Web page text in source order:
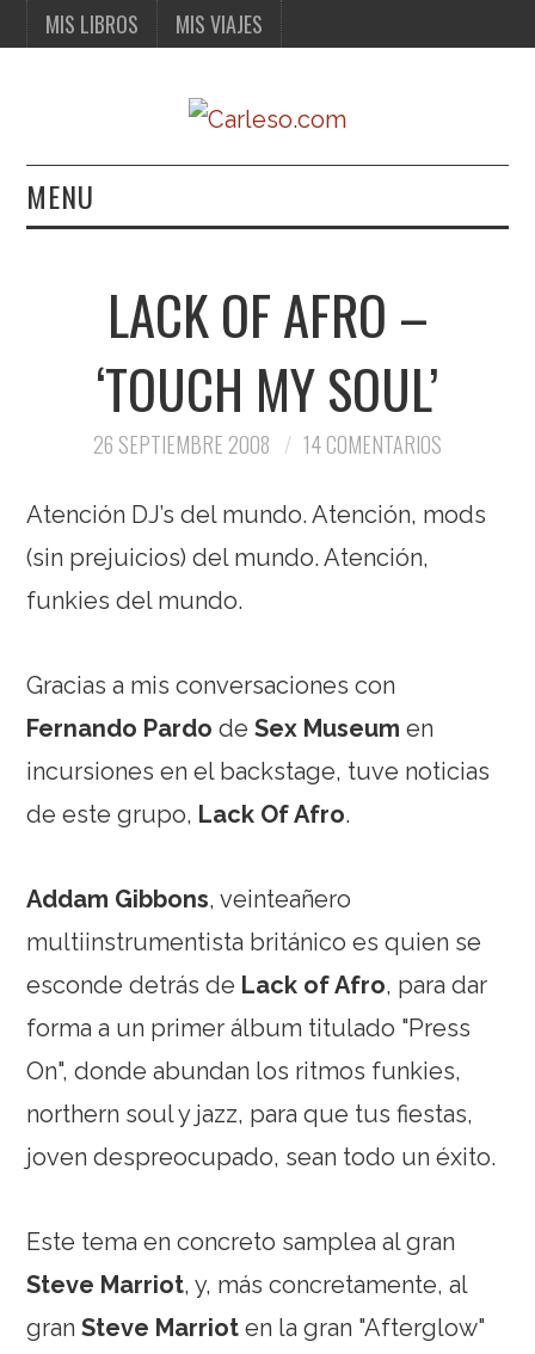
MIS LIBROS MIS VIAJES
MENU
MIS VIAJES
LACK OF AFRO –
‘TOUCH MY SOUL’
26 SEPTIEMBRE 2008 14 COMENTARIOS
Atención DJ’s del mundo. Atención, mods
(sin prejuicios) del mundo. Atención,
funkies del mundo.
Gracias a mis conversaciones con
Fernando PardodeSex Museum en
incursiones en el backstage, tuve noticias
de este grupo, Lack Of Afro.
Addam Gibbons, veinteañero
multiinstrumentista británico es quien se
esconde detrás de Lack of Afro, para dar
forma a un primer álbum titulado "Press
On", donde abundan los ritmos funkies,
northern soul y jazz, para que tus fiestas,
joven despreocupado, sean todo un éxito.
Este tema en concreto samplea al gran
Steve Marriot, y, más concretamente, al
granSteve Marriot en la gran "Afterglow"